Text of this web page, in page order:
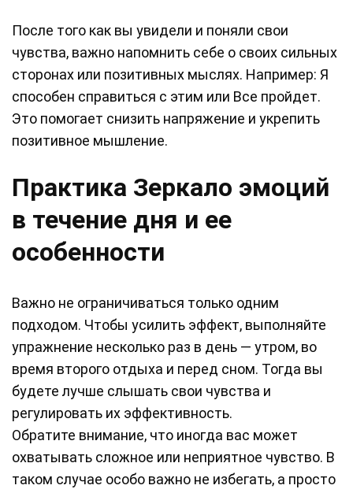
После того как вы увидели и поняли свои
чувства, важно напомнить себе о своих сильных
сторонах или позитивных мыслях. Например: Я
способен справиться с этим или Все пройдет.
Это помогает снизить напряжение и укрепить
позитивное мышление.
Практика Зеркало эмоций
в течение дня и ее
особенности
Важно не ограничиваться только одним
подходом. Чтобы усилить эффект, выполняйте
упражнение несколько раз в день — утром, во
время второго отдыха и перед сном. Тогда вы
будете лучше слышать свои чувства и
регулировать их эффективность.
Обратите внимание, что иногда вас может
охватывать сложное или неприятное чувство. В
таком случае особо важно не избегать, а просто